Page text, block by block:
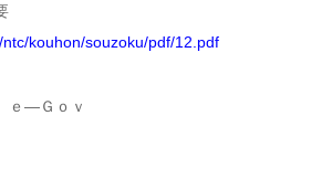
kouhon/souzoku/pdf/12.pdf
ｅ―Ｇｏｖ